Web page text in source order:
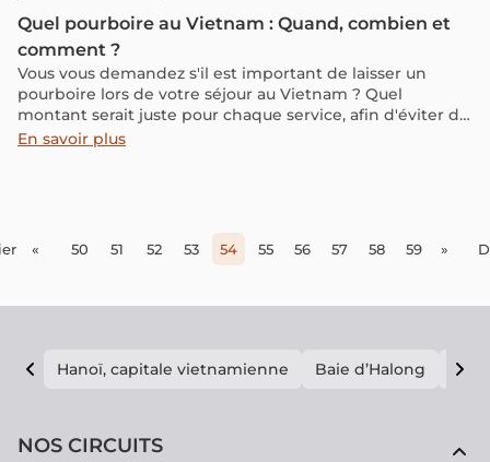
Quel pourboire au Vietnam : Quand, combien et
comment ?
Vous vous demandez s'il est important de laisser un
pourboire lors de votre séjour au Vietnam ? Quel
montant serait juste pour chaque service, afin d'éviter de
donner trop peu, trop, ou de risquer une arnaque ? Dans
En savoir plus
« 50 51 52 53 54 55 56 57 58 59 »
Hanoï, capitale vietnamienne Baie d’Halong E
NOS CIRCUITS